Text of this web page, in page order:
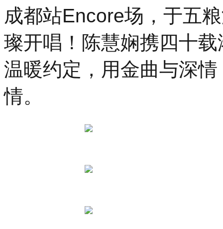
成都站Encore场，于五
璨开唱！陈慧娴携四十
温暖约定，用金曲与深
情。